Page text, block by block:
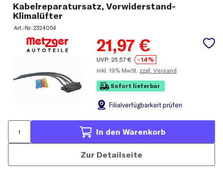
Kabelreparatursatz, Vorwiderstand-
Klimalüfter
Art.-Nr.2324054
21,97 €
UVP: 25,57 €
-14%
inkl. 19% MwSt. zzgl. Versand
Sofort lieferbar
Filialverfügbarkeit prüfen
In den Warenkorb
Zur Detailseite